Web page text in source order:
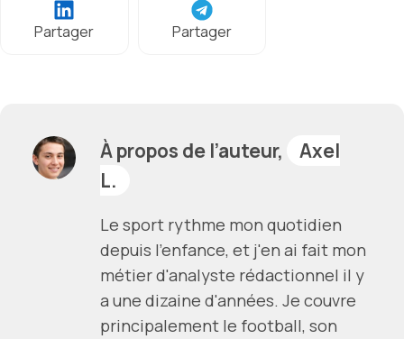
Partager Partager
À propos de l’auteur,
Axel
L.
Le sport rythme mon quotidien
depuis l'enfance, et j'en ai fait mon
métier d'analyste rédactionnel il y
a une dizaine d'années. Je couvre
principalement le football, son